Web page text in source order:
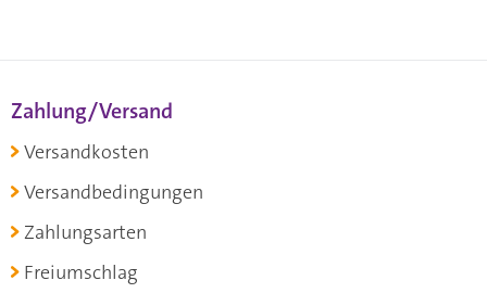
Zahlung/Versand
Versandkosten
Versandbedingungen
Zahlungsarten
Freiumschlag